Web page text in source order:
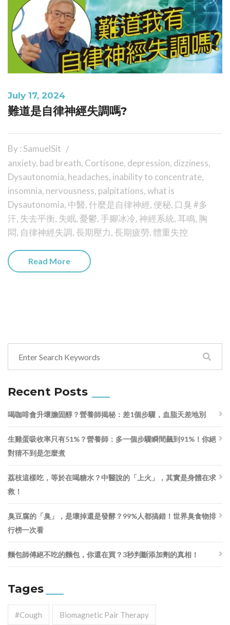
July 17, 2024
難道是自律神經失調嗎?
By : SamuelSit
anxiety, bad breath, Cortisone, depression, dizziness,
Dysautonomia, headaches, inability to concentrate,
insomnia, nervousness, palpitations,what is
Dysautonomia, 中醫,什麼是自律神經,便秘, 口臭 #多
汗, 失去平衡, 失眠,憂鬱,手腳冰冷,神經系統,耳鳴, 胸
悶, 自律神經失調,長期壓力,長期疲勞,體重失控
Read More
Recent Posts
喝咖啡會升壞膽固醇？營養師揭秘：差1個步驟，血脂天差地別
生雞蛋吸收率只有51%？營養師：多一個步驟瞬間飆到91%！你絕
對猜不到是怎麼煮
荔枝這樣吃，等於在喝糖水？中醫說的「上火」，其實是身體在求
救！
臭豆腐的「臭」，是壞掉還是發酵？99%人都搞錯！世界臭食物排
行榜一次看
麵包師傅絕不吃的麵包，你還在買？3秒判斷添加劑的真相！
Tages
#cough Biomagnetic Pair Therapy